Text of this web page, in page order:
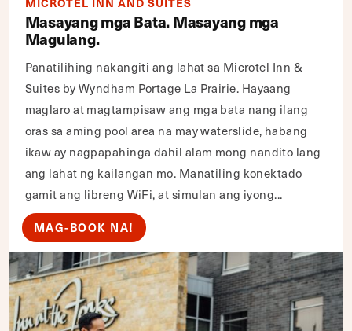
Masayang mga Bata. Masayang mga
Magulang.
Panatilihing nakangiti ang lahat sa Microtel Inn &
Suites by Wyndham Portage La Prairie. Hayaang
maglaro at magtampisaw ang mga bata nang ilang
oras sa aming pool area na may waterslide, habang
ikaw ay nagpapahinga dahil alam mong nandito lang
ang lahat ng kailangan mo. Manatiling konektado
gamit ang libreng WiFi, at simulan ang iyong...
MAG-BOOK NA!